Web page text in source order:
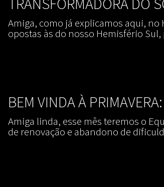
Amiga, como já explicamos aqui, no
opostas às do nosso Hemisfério
BEM VINDA À
Amiga linda, esse mês teremos o
de renovação e abandono de